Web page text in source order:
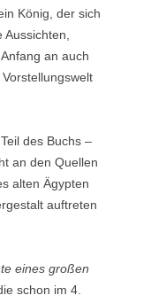
König, der sich
an auch
des Buchs –
an den Quellen
alten Ägypten
auftreten
eines großen
schon im 4.